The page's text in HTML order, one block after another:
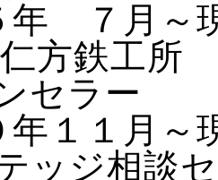
７月～
方鉄工所
セラー
年１１月～
ッジ相談